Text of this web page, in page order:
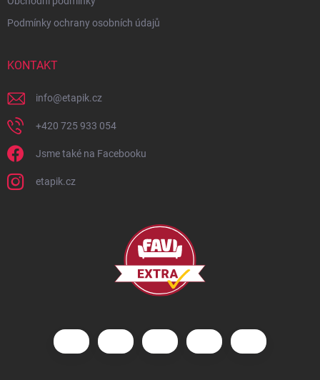
Podmínky ochrany osobních údajů
KONTAKT
info@etapik.cz
+420 725 933 054
Jsme také na Facebooku
etapik.cz